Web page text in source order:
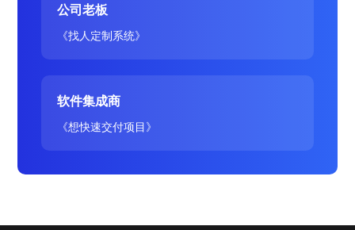
公司老板
《找人定制系统》
软件集成商
《想快速交付项目》